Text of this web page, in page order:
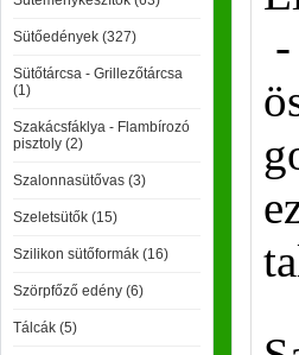
Sütőedények (327)
Sütőtárcsa - Grillezőtárcsa
(1)
Szakácsfáklya - Flambírozó
pisztoly (2)
Szalonnasütővas (3)
Szeletsütők (15)
Szilikon sütőformák (16)
Szörpfőző edény (6)
Tálcák (5)